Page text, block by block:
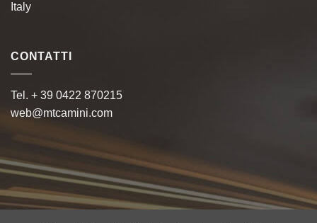
Italy
CONTATTI
Tel. + 39 0422 870215
web@mtcamini.com